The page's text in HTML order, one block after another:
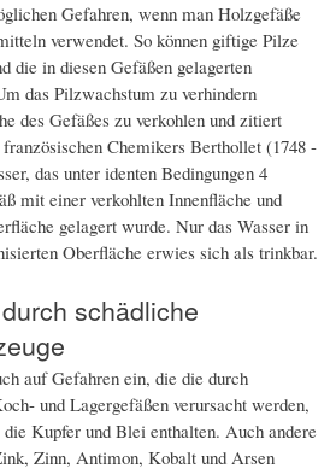
Gefahren, wenn man Holzgefäße
verwendet. So können giftige Pilze
die in diesen Gefäßen gelagerten
das Pilzwachstum zu verhindern
des Gefäßes zu verkohlen und zitiert
Chemikers Berthollet (1748 -
das unter identen Bedingungen 4
mit einer verkohlten Innenfläche und
gelagert wurde. Nur das Wasser in
Oberfläche erwies sich als trinkbar.
schädliche
auf Gefahren ein, die die durch
und Lagergefäßen verursacht werden,
die Kupfer und Blei enthalten. Auch andere
Zinn, Antimon, Kobalt und Arsen